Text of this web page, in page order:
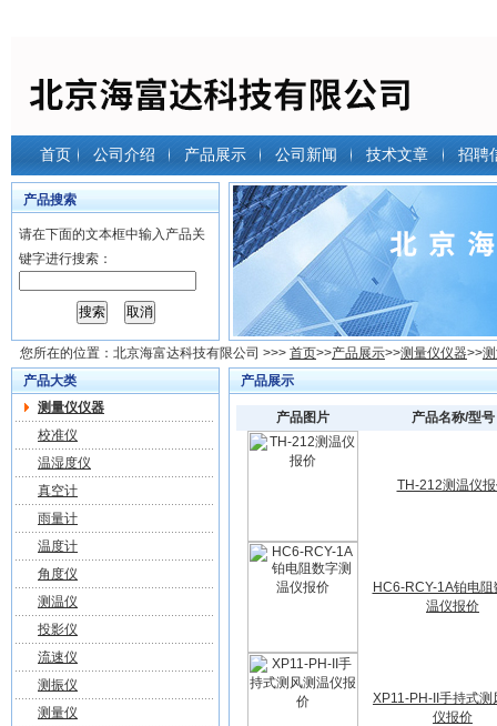
首页 公司介绍 产品展示 公司新闻 技术文章 招聘
产品搜索
请在下面的文本框中输入产品关
键字进行搜索：
您所在的位置： 北京海富达科技有限公司 >>> 首页>>产品展示>>测量仪仪器>>
产品大类
测量仪仪器
校准仪
温湿度仪
真空计
雨量计
温度计
角度仪
测温仪
投影仪
流速仪
测振仪
测量仪
产品展示
产品图片 产品名称/型号
TH-212测温仪
HC6-RCY-1A铂电阻
温仪报价
XP11-PH-II手持式测
仪报价